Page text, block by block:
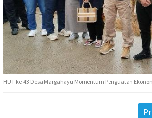
HUT ke-43 Desa Margahayu Momentum Penguatan